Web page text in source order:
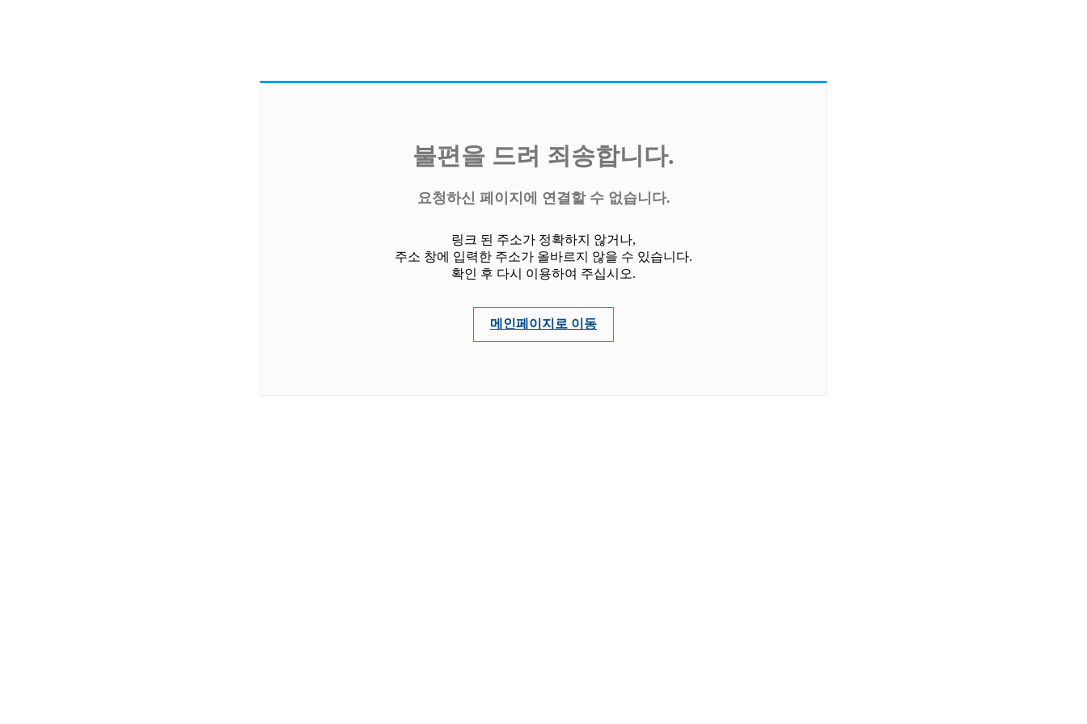
불편을 드려 죄송합니다.
요청하신 페이지에 연결할 수 없습니다.
링크 된 주소가 정확하지 않거나,
주소 창에 입력한 주소가 올바르지 않을 수 있습니다.
확인 후 다시 이용하여 주십시오.
메인페이지로 이동